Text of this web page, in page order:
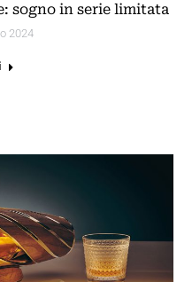
sogno in serie limitata
2024